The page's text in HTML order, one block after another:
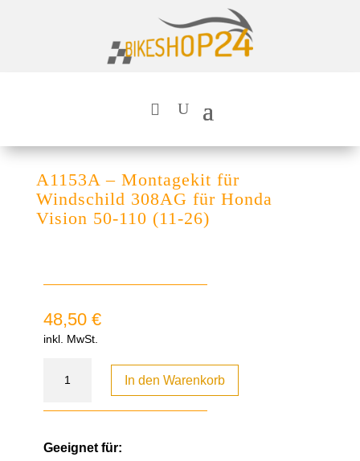
A1153A – Montagekit für
Windschild 308AG für Honda
Vision 50-110 (11-26)
48,50 €
inkl. MwSt.
In den Warenkorb
Geeignet für: